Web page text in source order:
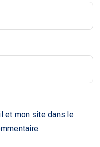
et mon site dans le